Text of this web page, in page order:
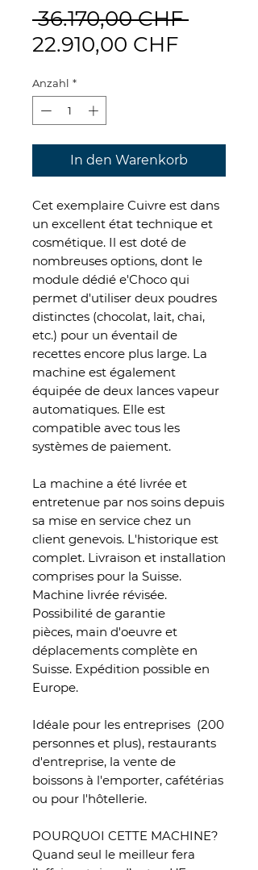
36.170,00 CHF
22.910,00 CHFSale-
Anzahl *
In den Warenkorb
Cet exemplaire Cuivre est dans
un excellent état technique et
cosmétique. Il est doté de
nombreuses options, dont le
module dédié e'Choco qui
permet d'utiliser deux poudres
distinctes (chocolat, lait, chai,
etc.) pour un éventail de
recettes encore plus large. La
machine est également
équipée de deux lances vapeur
automatiques. Elle est
compatible avec tous les
systèmes de paiement.
La machine a été livrée et
entretenue par nos soins depuis
sa mise en service chez un
client genevois. L'historique est
complet. Livraison et installation
comprises pour la Suisse.
Machine livrée révisée.
Possibilité de garantie
pièces, main d'oeuvre et
déplacements complète en
Suisse. Expédition possible en
Europe.
Idéale pour les entreprises (200
personnes et plus), restaurants
d'entreprise, la vente de
boissons à l'emporter, cafétérias
ou pour l'hôtellerie.
POURQUOI CETTE MACHINE?
Quand seul le meilleur fera